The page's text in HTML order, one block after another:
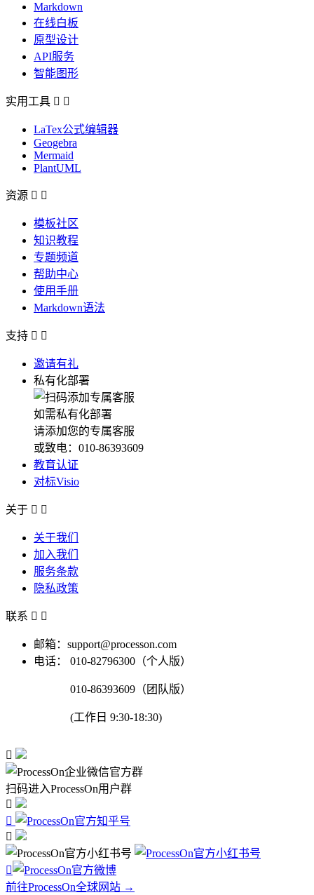
Markdown
在线白板
原型设计
API服务
智能图形
实用工具  
LaTex公式编辑器
Geogebra
Mermaid
PlantUML
资源  
模板社区
知识教程
专题频道
帮助中心
使用手册
Markdown语法
支持  
邀请有礼
私有化部署
如需私有化部署
请添加您的专属客服
或致电：010-86393609
教育认证
对标Visio
关于  
关于我们
加入我们
服务条款
隐私政策
联系  
邮箱：support@processon.com
电话：
010-82796300（个人版）
010-86393609（团队版）
(工作日 9:30-18:30)

扫码进入ProcessOn用户群




前往ProcessOn全球网站 →